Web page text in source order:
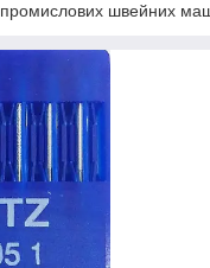
промислових швейних